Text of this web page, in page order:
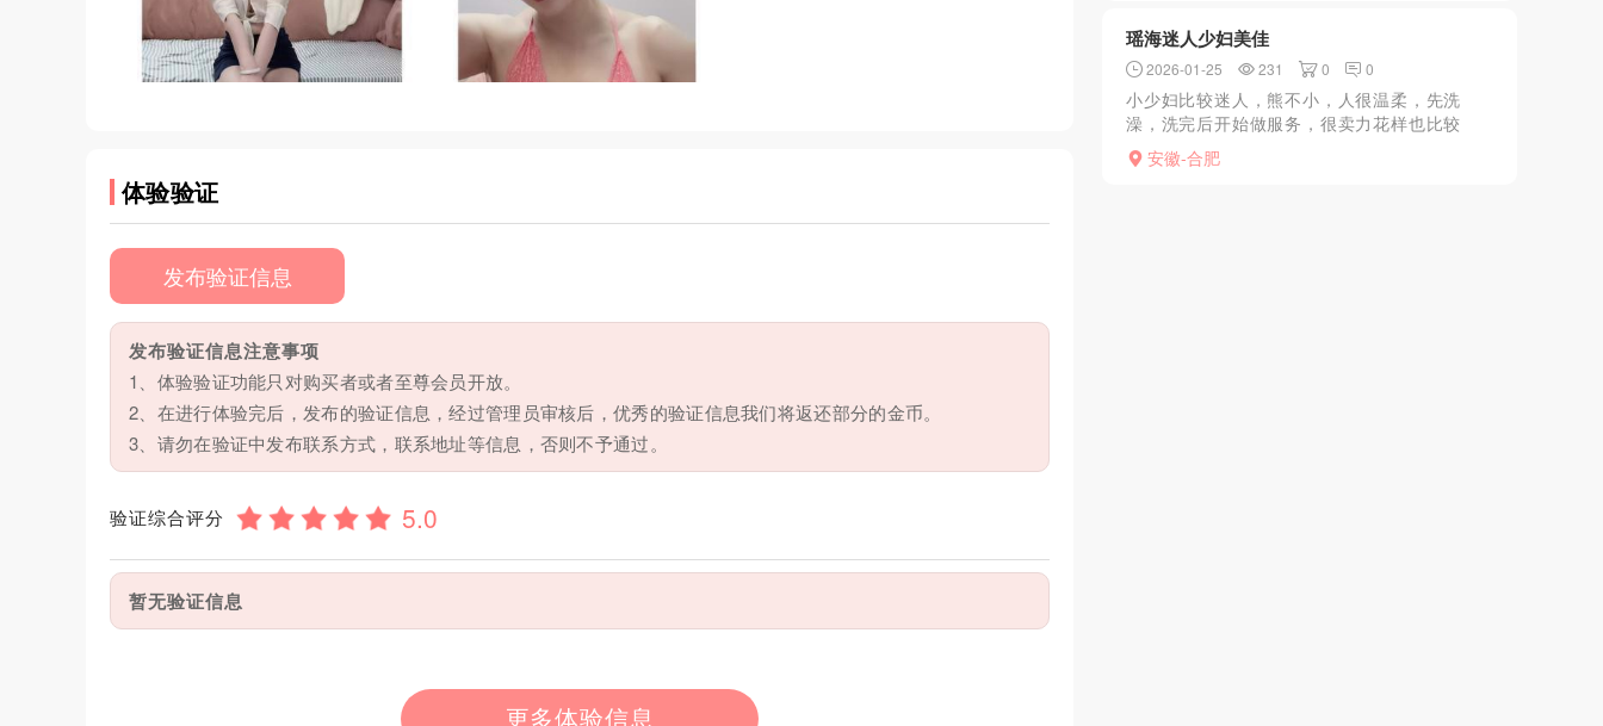
体验验证
发布验证信息
发布验证信息注意事项
1、体验验证功能只对购买者或者至尊会员开放。
2、在进行体验完后，发布的验证信息，经过管理员审核后，优秀的验证信息我们将返还部分的金币。
3、请勿在验证中发布联系方式，联系地址等信息，否则不予通过。
验证综合评分
暂无验证信息
更多体验信息
瑶海迷人少妇美佳
2026-01-25 231 0 0
小少妇比较迷人，熊不小，人很温柔，先洗
澡，洗完后开始做服务，很卖力花样也比较
多，服务完，带上小雨衣，翻身骑马，活塞运
动就不描述了，喜欢温柔胸大的可以去试试
安徽-合肥